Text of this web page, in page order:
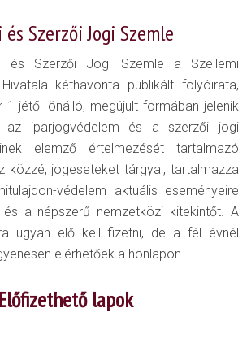
Szerzői Jogi Szemle
és Szerzői Jogi Szemle a Szellemi
kéthavonta publikált folyóirata,
1-jétől önálló, megújult formában jelenik
az iparjogvédelem és a szerzői jogi
elemző értelmezését tartalmazó
közzé, jogeseteket tárgyal, tartalmazza
védelem aktuális eseményeire
a népszerű nemzetközi kitekintőt. A
ugyan elő kell fizetni, de a fél évnél
elérhetőek a honlapon.
Előfizethető lapok